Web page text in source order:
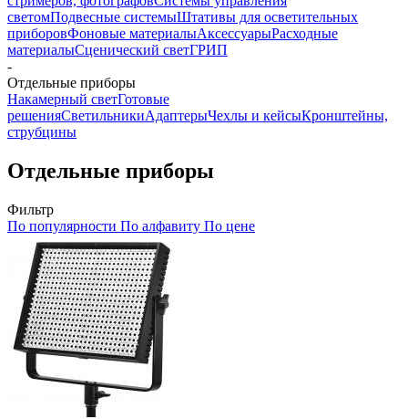
светомПодвесные системыШтативы для осветительных
приборовФоновые материалыАксессуарыРасходные
материалыСценический светГРИП
-
Отдельные приборы
Накамерный светГотовые
решенияСветильникиАдаптерыЧехлы и кейсыКронштейны,
струбцины
Отдельные приборы
Фильтр
По популярности По алфавиту По цене